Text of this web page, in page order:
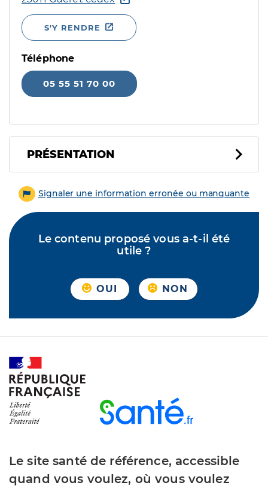
S'Y RENDRE
Téléphone
05 55 51 70 00
PRÉSENTATION
Signaler une information erronée ou manquante
Le contenu proposé vous a-t-il été
utile ?
OUI NON
Le site santé de référence, accessible
quand vous voulez, où vous voulez